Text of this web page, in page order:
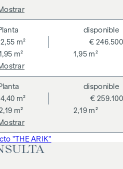
relación familiar o
intermediario.
m²
m²
1,95 m²
€ 246.500
disponible
m²
m²
2,19 m²
€ 259.100
disponible
"THE ARIK"